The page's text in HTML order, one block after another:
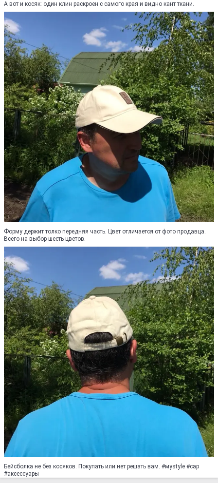
А вот и косяк: один клин раскроен с самого края и видно кант ткани.
Форму держит толко передняя часть. Цвет отличается от фото продавца.
Всего на выбор шесть цветов.
Бейсболка не без косяков. Покупать или нет решать вам. #муstylе #cap
#аксессуары